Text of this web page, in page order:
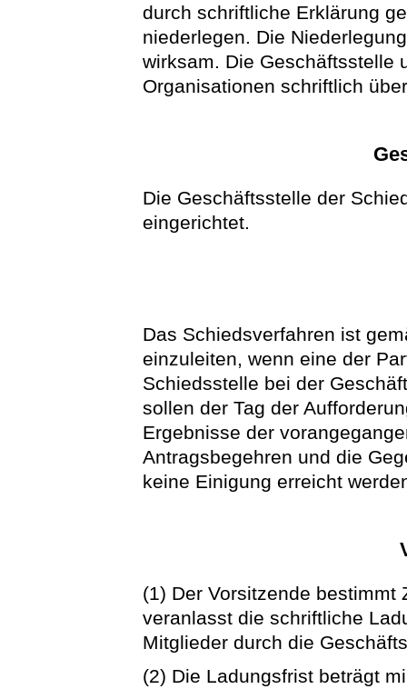
durch schriftliche Erklärung
niederlegen. Die
wirksam. Die Geschäftsstelle
Organisationen schriftlich
Die Geschäftsstelle der
eingerichtet.
Das Schiedsverfahren ist
einzuleiten, wenn eine der
Schiedsstelle bei der
sollen der Tag der
Ergebnisse der
Antragsbegehren und die
keine Einigung erreicht
(1) Der Vorsitzende bestimmt
veranlasst die schriftliche
Mitglieder durch die
(2) Die Ladungsfrist beträgt